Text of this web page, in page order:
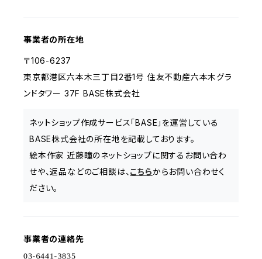
事業者の所在地
〒106-6237
東京都港区六本木三丁目2番1号 住友不動産六本木グラ
ンドタワー 37F BASE株式会社
ネットショップ作成サービス「BASE」を運営している
BASE株式会社の所在地を記載しております。
絵本作家 近藤瞳のネットショップに関するお問い合わ
せや、返品などのご相談は、 こちらからお問い合わせく
ださい。
事業者の連絡先